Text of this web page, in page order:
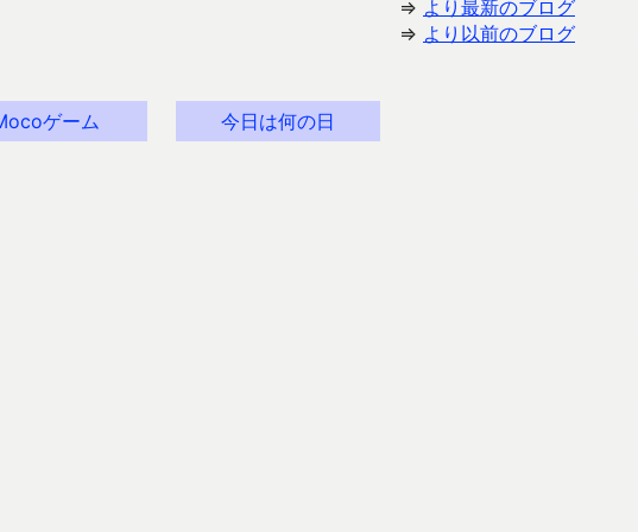
⇒ より最新のブログ
⇒ より以前のブログ
ゲーム 今日は何の日